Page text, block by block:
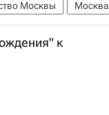
Москвы Москва
к